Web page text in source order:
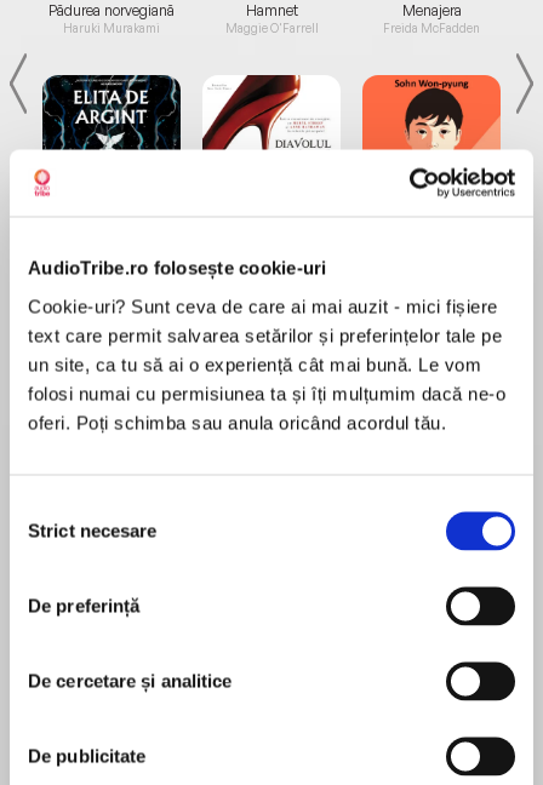
AudioTribe.ro folosește cookie-uri
Cookie-uri? Sunt ceva de care ai mai auzit - mici fișiere
text care permit salvarea setărilor și preferințelor tale pe
un site, ca tu să ai o experiență cât mai bună. Le vom
folosi numai cu permisiunea ta și îți mulțumim dacă ne-o
oferi. Poți schimba sau anula oricând acordul tău.
consimțământului
Strict necesare
De preferință
De cercetare și analitice
De publicitate
Pădurea norvegiană
Haruki Murakami
Hamnet
Maggie O'Farrell
Menajera
Freida McFadden
Desprecarte
Cosy up with the new novel in the Pudding
The first snow is falling over Primrose Farm, the
mince pies are warming, and Rachel can’t wait
to share a kiss under the mistletoe with her
gorgeous new flame, Tom.
În acest moment nu există recenzii